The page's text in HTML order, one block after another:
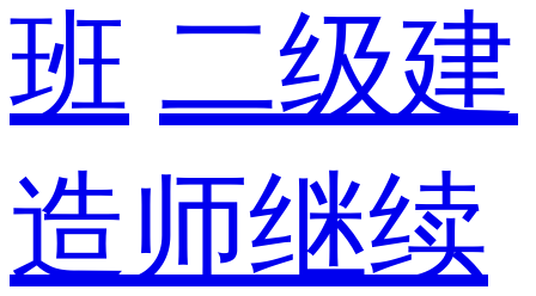
班 二级建
造师继续